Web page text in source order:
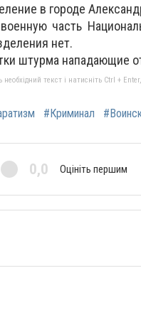
в городе
часть
нет.
штурма нападающие
текст і натисніть Ctrl +
#Криминал
0,0 Оцініть першим